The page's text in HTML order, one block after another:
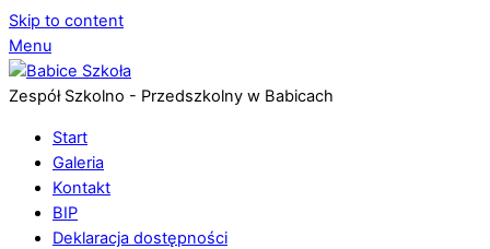
Skip to content
Menu
Zespół Szkolno - Przedszkolny w Babicach
Start
Galeria
Kontakt
BIP
Deklaracja dostępności